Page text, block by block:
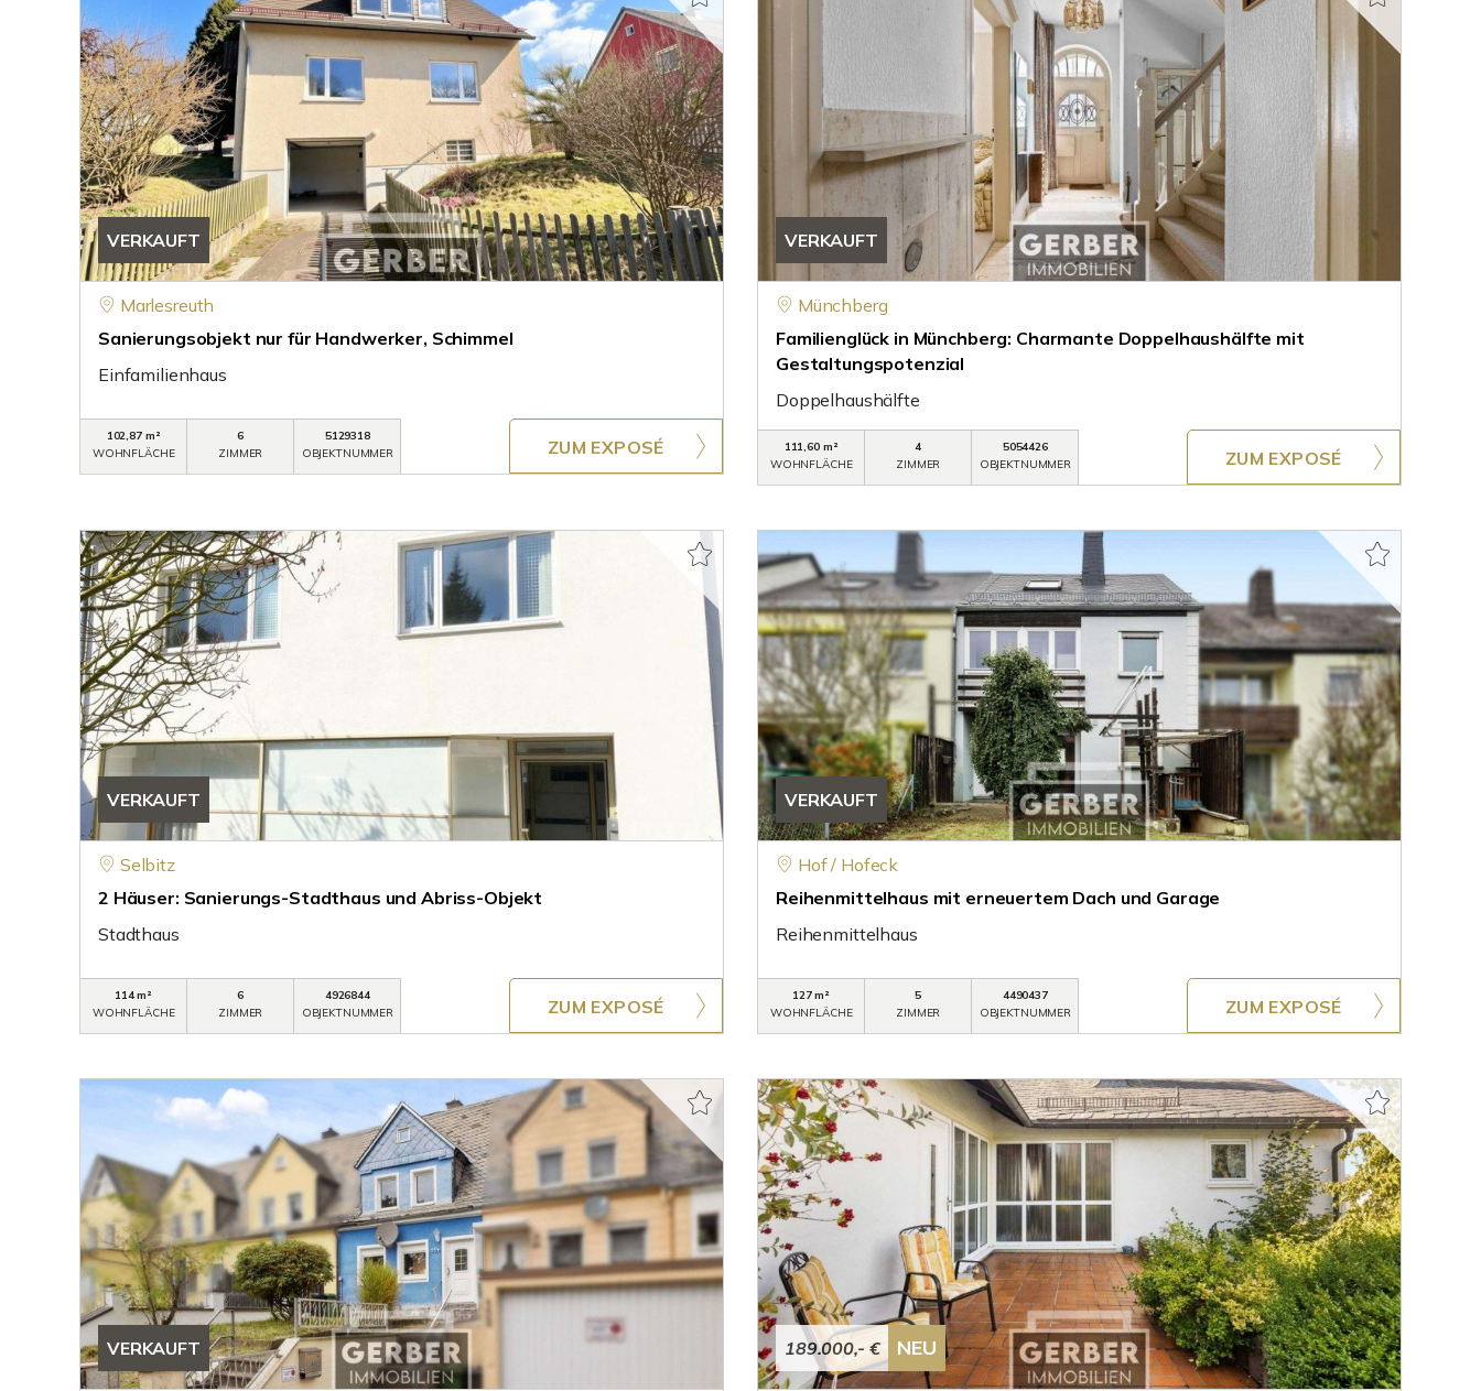
VERKAUFT
Marlesreuth
Sanierungsobjekt nur für Handwerker, Schimmel
Einfamilienhaus
102,87 m²
WOHNFLÄCHE
6
ZIMMER
5129318
OBJEKTNUMMER
ZUM EXPOSÉ
VERKAUFT
Münchberg
Familienglück in Münchberg: Charmante Doppelhaushälfte mit
Gestaltungspotenzial
Doppelhaushälfte
111,60 m²
WOHNFLÄCHE
4
ZIMMER
5054426
OBJEKTNUMMER
ZUM EXPOSÉ
VERKAUFT
Selbitz
2 Häuser: Sanierungs-Stadthaus und Abriss-Objekt
Stadthaus
114 m²
WOHNFLÄCHE
6
ZIMMER
4926844
OBJEKTNUMMER
ZUM EXPOSÉ
VERKAUFT
Hof / Hofeck
Reihenmittelhaus mit erneuertem Dach und Garage
Reihenmittelhaus
127 m²
WOHNFLÄCHE
5
ZIMMER
4490437
OBJEKTNUMMER
ZUM EXPOSÉ
VERKAUFT 189.000,- € NEU